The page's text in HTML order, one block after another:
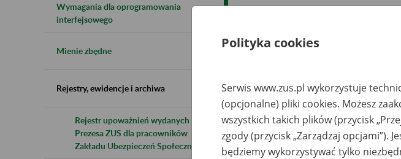
Wymagania dla oprogramowania
interfejsowego
Mienie zbędne
Rejestry, ewidencje i archiwa
Rejestr upoważnień wydanych przez
Prezesa ZUS dla pracowników
Zakładu Ubezpieczeń Społecznych
Wszystkie uwagi można przesyłać
Wyświetl wszystkie
Polityka cookies
Serwis www.zus.pl wykorzystuje
(opcjonalne) pliki cookies. Możesz
wszystkich takich plików (przycisk
zgody (przycisk „Zarządzaj opcjami”).
będziemy wykorzystywać tylko